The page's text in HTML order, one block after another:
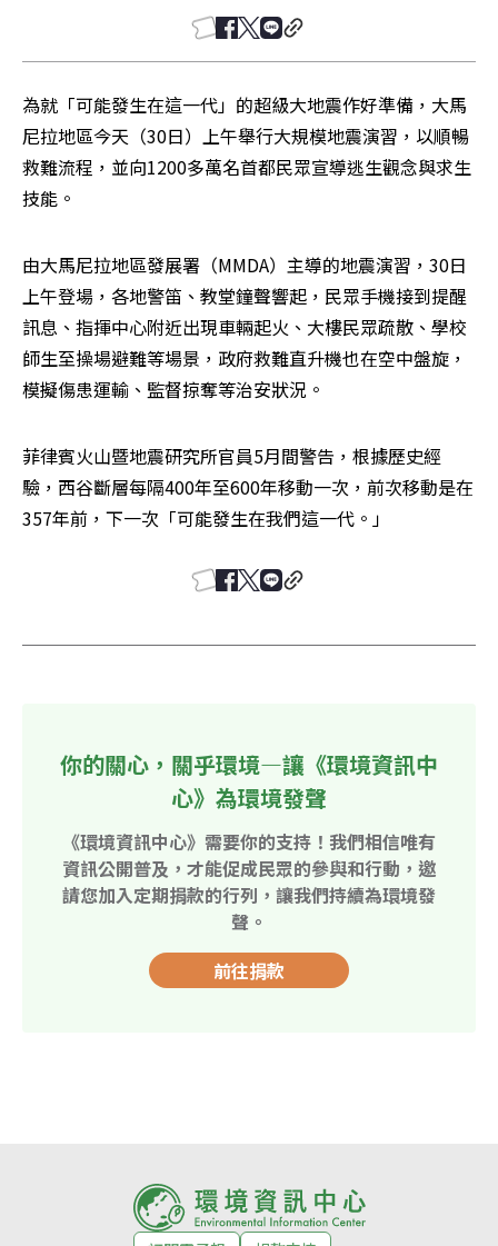
為就「可能發生在這一代」的超級大地震作好準備，大馬
尼拉地區今天（30日）上午舉行大規模地震演習，以順暢
救難流程，並向1200多萬名首都民眾宣導逃生觀念與求生
技能。
由大馬尼拉地區發展署（MMDA）主導的地震演習，30日
上午登場，各地警笛、教堂鐘聲響起，民眾手機接到提醒
訊息、指揮中心附近出現車輛起火、大樓民眾疏散、學校
師生至操場避難等場景，政府救難直升機也在空中盤旋，
模擬傷患運輸、監督掠奪等治安狀況。
菲律賓火山暨地震研究所官員5月間警告，根據歷史經
驗，西谷斷層每隔400年至600年移動一次，前次移動是在
357年前，下一次「可能發生在我們這一代。」
你的關心，關乎環境—讓《環境資訊中
心》為環境發聲
《環境資訊中心》需要你的支持！我們相信唯有
資訊公開普及，才能促成民眾的參與和行動，邀
請您加入定期捐款的行列，讓我們持續為環境發
聲。
前往捐款